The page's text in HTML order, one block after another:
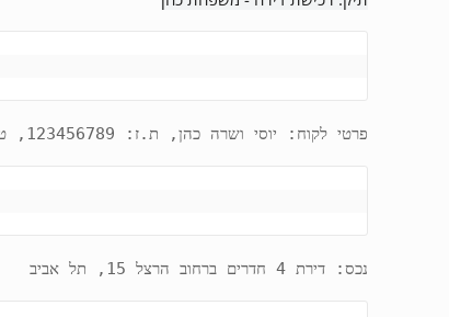
פרטי לקוח: יוסי ושרה כהן, ת.ז: 123456789, טלפון: 050-1234567
נכס: דירת 4 חדרים ברחוב הרצל 15, תל אביב